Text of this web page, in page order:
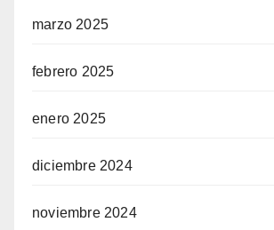
marzo 2025
febrero 2025
enero 2025
diciembre 2024
noviembre 2024